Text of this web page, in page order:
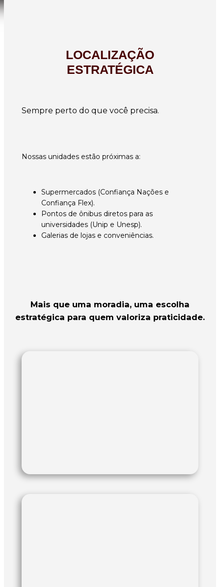
LOCALIZAÇÃO
ESTRATÉGICA
Sempre perto do que você precisa.
Nossas unidades estão próximas a:
Supermercados (Confiança Nações e
Confiança Flex).
Pontos de ônibus diretos para as
universidades (Unip e Unesp).
Galerias de lojas e conveniências.
Mais que uma moradia, uma escolha
estratégica para quem valoriza praticidade.